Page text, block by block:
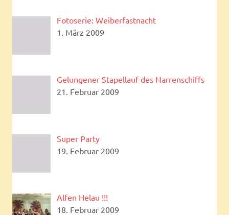
Fotoserie: Weiberfastnacht
1. März 2009
Gelungener Stapellauf des Narrenschiffs
21. Februar 2009
Super Party
19. Februar 2009
Alfen Helau !!!
18. Februar 2009